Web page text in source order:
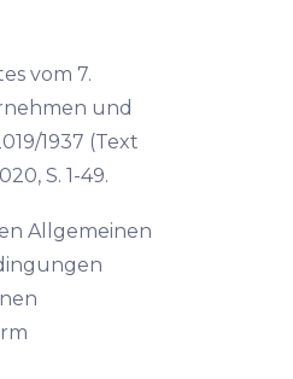
vom 7.
und
1937 (Text
S. 1-49.
Allgemeinen